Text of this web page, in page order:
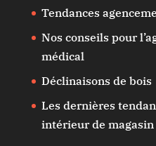
Tendances
Nos conseils pour
médical
Déclinaisons de bois
Les dernières
intérieur de magasin